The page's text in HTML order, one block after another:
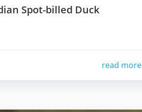
Spot-billed Duck
read more